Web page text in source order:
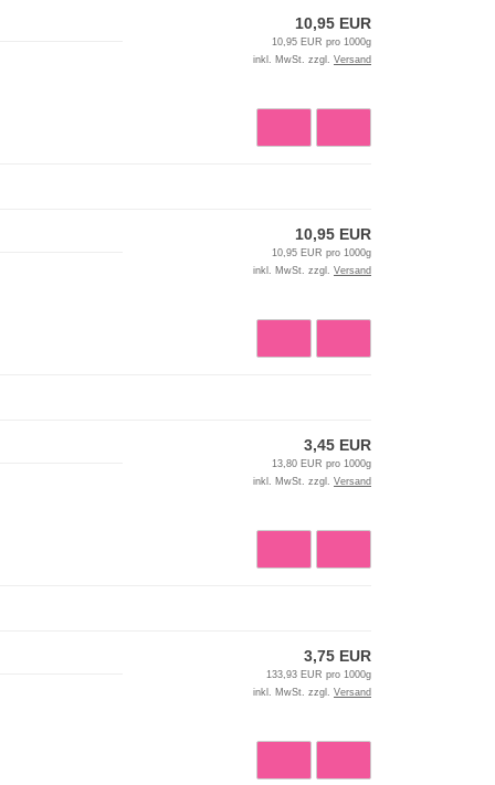
10,95 EUR
10,95 EUR pro 1000g
inkl. MwSt. zzgl. Versand
10,95 EUR
10,95 EUR pro 1000g
inkl. MwSt. zzgl. Versand
3,45 EUR
13,80 EUR pro 1000g
inkl. MwSt. zzgl. Versand
3,75 EUR
133,93 EUR pro 1000g
inkl. MwSt. zzgl. Versand